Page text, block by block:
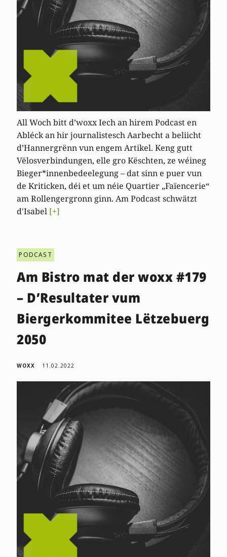
All Woch bitt d’woxx Iech an hirem Podcast en
Abléck an hir journalistesch Aarbecht a beliicht
d’Hannergrënn vun engem Artikel. Keng gutt
Vëlosverbindungen, elle gro Këschten, ze wéineg
Bieger*innenbedeelegung – dat sinn e puer vun
de Kriticken, déi et um néie Quartier „Faïencerie“
am Rollengergronn ginn. Am Podcast schwätzt
d'Isabel [+]
PODCAST
Am Bistro mat der woxx #179
– D’Resultater vum
Biergerkommitee Lëtzebuerg
2050
WOXX 11.02.2022